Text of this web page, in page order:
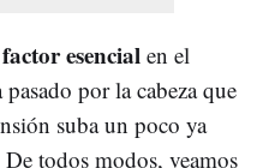
esencial en el
por la cabeza que
suba un poco ya
todos modos, veamos